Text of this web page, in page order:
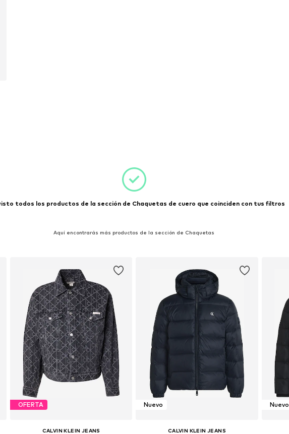
todos los productos de la sección de Chaquetas de cuero que coinciden con tus filtros
Aquí encontrarás más productos de la sección de Chaquetas
OFERTA
CALVIN KLEIN JEANS
Nuevo
CALVIN KLEIN JEANS
Nuevo